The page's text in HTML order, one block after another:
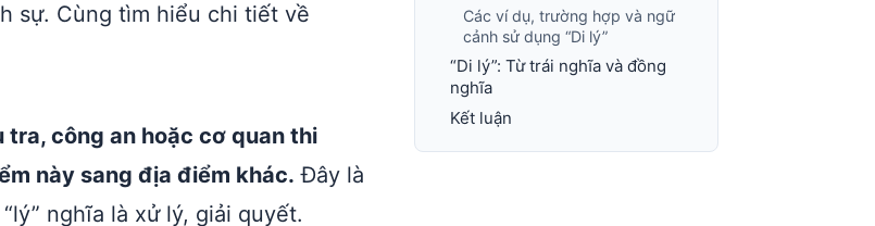
sự. Cùng tìm hiểu chi tiết về
công an hoặc cơ quan thi
này sang địa điểm khác. Đây là
nghĩa là xử lý, giải quyết.
Các ví dụ, trường hợp và ngữ
cảnh sử dụng “Di lý”
“Di lý”: Từ trái nghĩa và đồng
nghĩa
Kết luận